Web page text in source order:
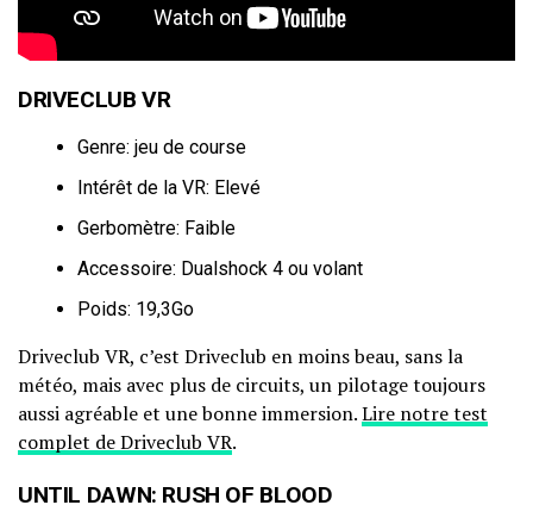
DRIVECLUB VR
Genre: jeu de course
Intérêt de la VR: Elevé
Gerbomètre: Faible
Accessoire: Dualshock 4 ou volant
Poids: 19,3Go
Driveclub VR, c’est Driveclub en moins beau, sans la
météo, mais avec plus de circuits, un pilotage toujours
aussi agréable et une bonne immersion.Lire notre test
complet de Driveclub VR.
UNTIL DAWN: RUSH OF BLOOD